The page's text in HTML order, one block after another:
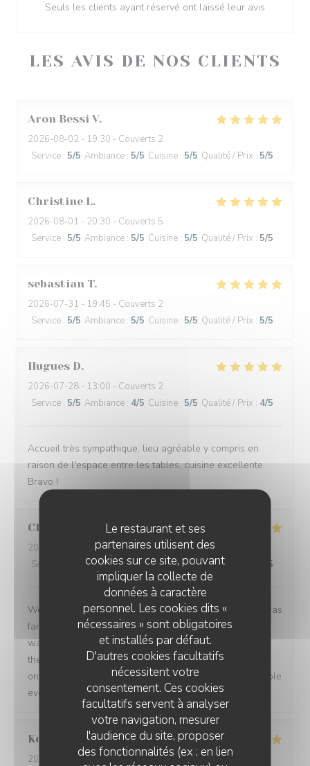
Le restaurant et ses
partenaires utilisent des
cookies sur ce site, pouvant
impliquer la collecte de
données à caractère
personnel. Les cookies dits «
nécessaires » sont obligatoires
et installés par défaut.
D'autres cookies facultatifs
nécessitent votre
consentement. Ces cookies
facultatifs servent à analyser
votre navigation, mesurer
l'audience du site, proposer
des fonctionnalités (ex : en lien
LES AVIS DE NOS CLIENTS
Aron Bessi V
2026-08-02 - 19:30 - Couverts 2
Service : 5/5 Ambiance : 5/5 Cuisine : 5/5 Qualité / Prix : 5/5
Christine L
2026-08-01 - 20:30 - Couverts 5
Service : 5/5 Ambiance : 5/5 Cuisine : 5/5 Qualité / Prix : 5/5
sebastian T
2026-07-31 - 19:45 - Couverts 2
Service : 5/5 Ambiance : 5/5 Cuisine : 5/5 Qualité / Prix : 5/5
Hugues D
2026-07-28 - 13:00 - Couverts 2
Service : 5/5 Ambiance : 4/5 Cuisine : 5/5 Qualité / Prix : 4/5
Accueil très sympathique, lieu agréable y compris en
raison de l'espace entre les tables, cuisine excellente.
Bravo !
Charlotte
2026-07-31
- 19:45 - Couverts 2
Service
Ambiance :5/5 Cuisine: 5/5 Qualité / Prix /5
We went for a birthday meal and it was perfect. Food was
fantastic in taste and presentation. They didn't know it
was my birthday until I got there when my husband told
them, when my dessert came out they popped a candle
on and the staff all sang happy birthday to me. The whole
evening was excellent. Highly recommend!!
Kordula
2026-07-27- 19:00 - Couverts 4
Seuls les clients ayant réservé ont laissé leur avis